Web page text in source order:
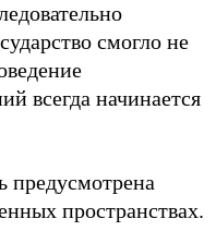
смогло не
всегда начинается
предусмотрена
пространствах.